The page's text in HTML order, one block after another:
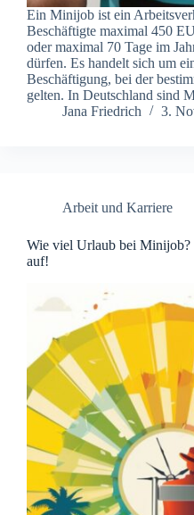
Ein Minijob ist ein
Beschäftigte maximal 450
oder maximal 70 Tage im
dürfen. Es handelt sich um
Beschäftigung, bei der
gelten. In Deutschland sind
Jana Friedrich
3.
Arbeit und Karriere
Wie viel Urlaub bei Minijob?
auf!